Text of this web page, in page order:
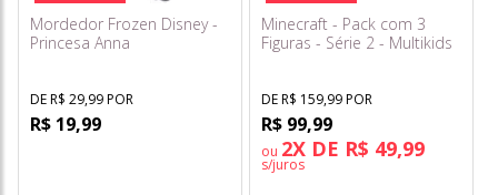
Mordedor Frozen Disney -
Princesa Anna
DE R$ 29,99 POR
R$ 19,99
Minecraft - Pack com 3
Figuras - Série 2 - Multikids
DE R$ 159,99 POR
R$ 99,99
ou 2X DE R$ 49,99
s/juros